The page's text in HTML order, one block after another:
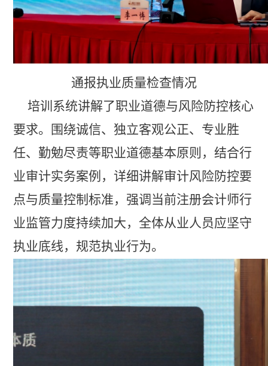
通报执业质量检查情况
培训系统讲解了职业道德与风险防控核心
要求。围绕诚信、独立客观公正、专业胜
任、勤勉尽责等职业道德基本原则，结合行
业审计实务案例，详细讲解审计风险防控要
点与质量控制标准，强调当前注册会计师行
业监管力度持续加大，全体从业人员应坚守
执业底线，规范执业行为。